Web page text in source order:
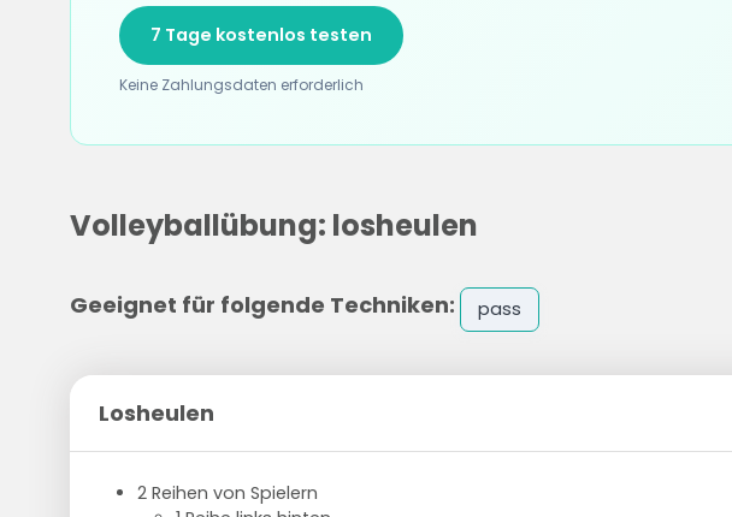
7 Tage kostenlos testen
Keine Zahlungsdaten erforderlich
Volleyballübung: losheulen
Geeignet für folgende Techniken: pass
Losheulen
2 Reihen von Spielern